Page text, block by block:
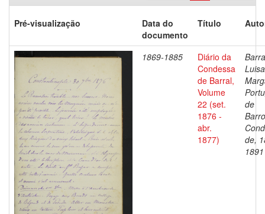
Pré-visualização
Data do
documento
Título
1869-1885
Diário da
Condessa
de Barral,
Volume
22 (set.
1876 -
abr.
1877)
Luisa
de
de,
1891